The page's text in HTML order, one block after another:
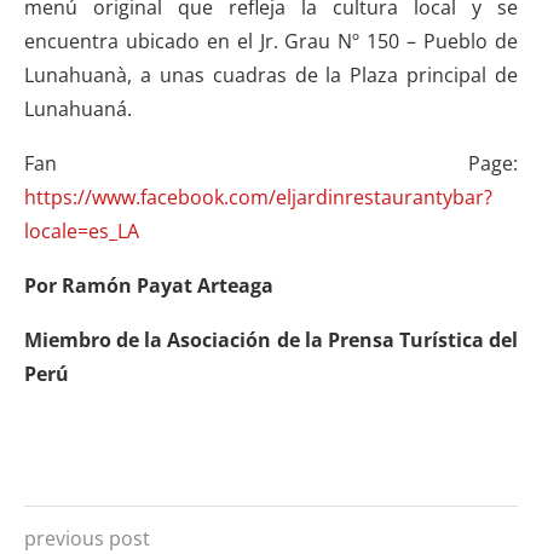
menú original que refleja la cultura local y se
encuentra ubicado en el Jr. Grau Nº 150 – Pueblo de
Lunahuanà, a unas cuadras de la Plaza principal de
Lunahuaná.
Fan Page:
https://www.facebook.com/eljardinrestaurantybar?
locale=es_LA
Por Ramón Payat Arteaga
Miembro de la Asociación de la Prensa Turística del
Perú
previous post